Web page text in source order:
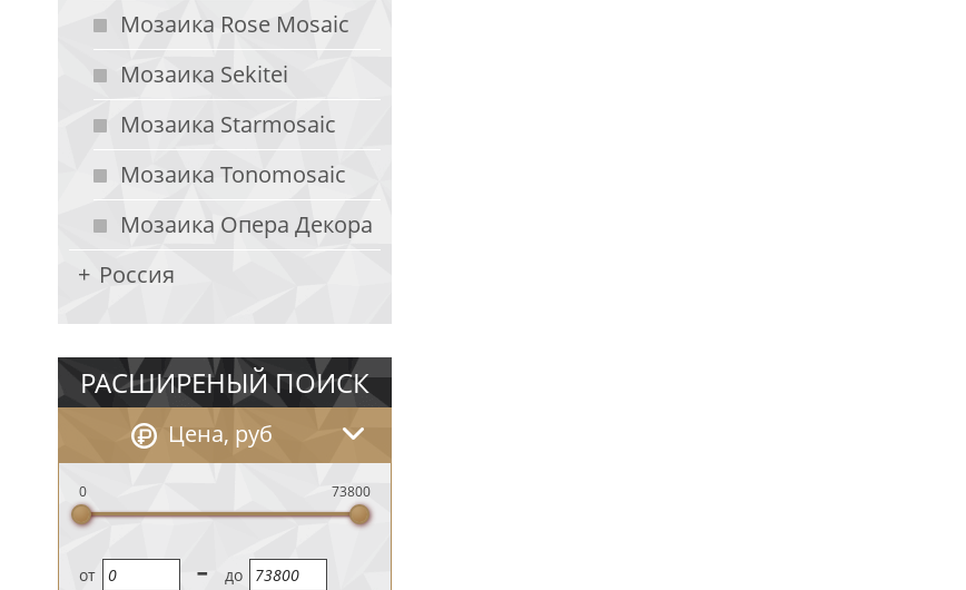
Мозаика Rose Mosaic
Мозаика Sekitei
Мозаика Starmosaic
Мозаика Tonomosaic
Мозаика Опера Декора
Россия
РАСШИРЕНЫЙ ПОИСК
Цена, руб
0 73800
oт - до